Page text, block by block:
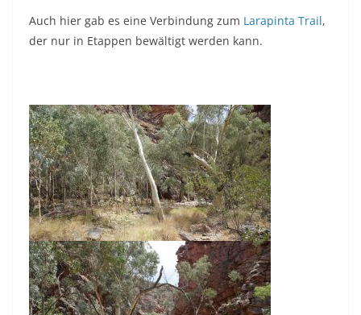
Auch hier gab es eine Verbindung zum Larapinta Trail,
der nur in Etappen bewältigt werden kann.